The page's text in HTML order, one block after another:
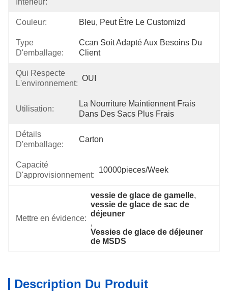
Intérieur:
Couleur: Bleu, Peut Être Le Customizd
Type
D'emballage:
Ccan Soit Adapté Aux Besoins Du
Client
Qui Respecte
L'environnement:
OUI
Utilisation:
La Nourriture Maintiennent Frais
Dans Des Sacs Plus Frais
Détails
D'emballage:
Carton
Capacité
D'approvisionnement:
10000pieces/week
Mettre en évidence:
vessie de glace de gamelle,
vessie de glace de sac de
déjeuner
,
Vessies de glace de déjeuner
de MSDS
Description Du Produit